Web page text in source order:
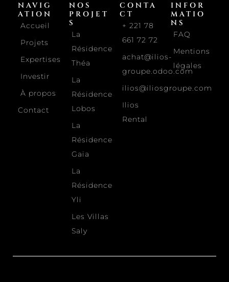
NAVIG
ATION
Accueil
Projets
Expertises
Investir
À propos
Contact
NOS
PROJET
S
La
Résidence
Théa
La
Résidence
Lobos
La
Résidence
Gaia
La
Résidence
Yli
Les Villas
Saly
CONTA
CT
+ 221 78
661 72 72
achat@ilios-
groupe.odoo.com
ilios@iliosgroupe.com
Ilios
Rental
INFOR
MATIO
NS
FAQ
Mentions
légales